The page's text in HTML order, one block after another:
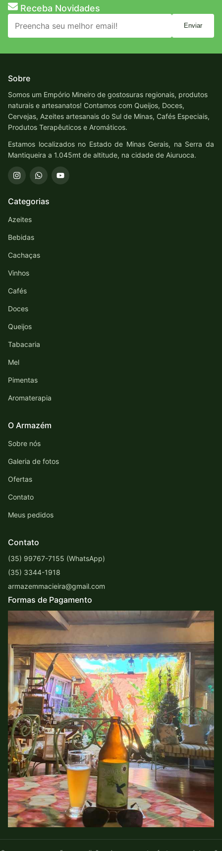
Receba Novidades
Enviar
Sobre
Somos um Empório Mineiro de gostosuras regionais, produtos
naturais e artesanatos! Contamos com Queijos, Doces,
Cervejas, Azeites artesanais do Sul de Minas, Cafés Especiais,
Produtos Terapêuticos e Aromáticos.
Estamos localizados no Estado de Minas Gerais, na Serra da
Mantiqueira a 1.045mt de altitude, na cidade de Aiuruoca.
Categorias
Azeites
Bebidas
Cachaças
Vinhos
Cafés
Doces
Queijos
Tabacaria
Mel
Pimentas
Aromaterapia
O Armazém
Sobre nós
Galeria de fotos
Ofertas
Contato
Meus pedidos
Contato
(35) 99767-7155 (WhatsApp)
(35) 3344-1918
armazemmacieira@gmail.com
Formas de Pagamento